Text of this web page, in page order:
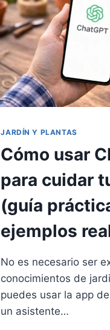
JARDÍN Y PLANTAS
Cómo usar
para cuidar
(guía
ejemplos
No es necesario ser
conocimientos de
puedes usar la app
un asistente…